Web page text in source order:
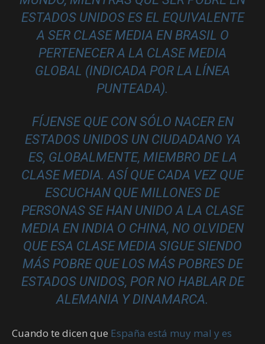
ESTADOS UNIDOS ES EL EQUIVALENTE
A SER CLASE MEDIA EN BRASIL O
PERTENECER A LA CLASE MEDIA
GLOBAL (INDICADA POR LA LÍNEA
PUNTEADA).
FÍJENSE QUE CON SÓLO NACER EN
ESTADOS UNIDOS UN CIUDADANO YA
ES, GLOBALMENTE, MIEMBRO DE LA
CLASE MEDIA. ASÍ QUE CADA VEZ QUE
ESCUCHAN QUE MILLONES DE
PERSONAS SE HAN UNIDO A LA CLASE
MEDIA EN INDIA O CHINA, NO OLVIDEN
QUE ESA CLASE MEDIA SIGUE SIENDO
MÁS POBRE QUE LOS MÁS POBRES DE
ESTADOS UNIDOS, POR NO HABLAR DE
ALEMANIA Y DINAMARCA.
Cuando te dicen que España está muy mal y es